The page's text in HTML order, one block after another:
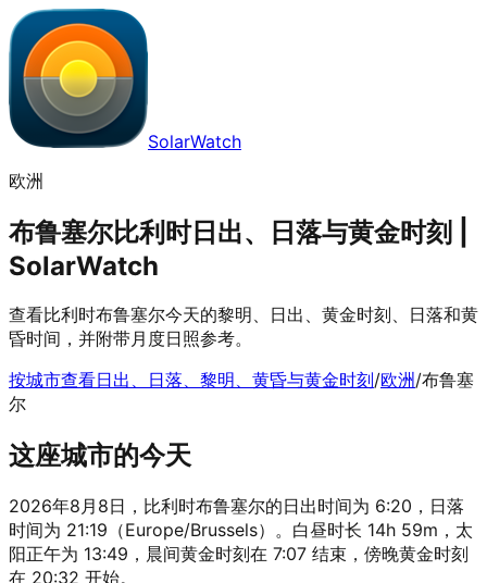
SolarWatch
欧洲
布鲁塞尔比利时日出、日落与黄金时刻 |
SolarWatch
查看比利时布鲁塞尔今天的黎明、日出、黄金时刻、日落和黄
昏时间，并附带月度日照参考。
按城市查看日出、日落、黎明、黄昏与黄金时刻/欧洲/布鲁塞
尔
这座城市的今天
2026年8月8日，比利时布鲁塞尔的日出时间为 6:20，日落
时间为 21:19（Europe/Brussels）。白昼时长 14h 59m，太
阳正午为 13:49，晨间黄金时刻在 7:07 结束，傍晚黄金时刻
在 20:32 开始。